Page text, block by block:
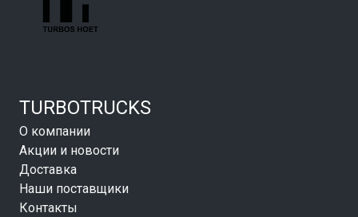
TURBOTRUCKS
О компании
Акции и новости
Доставка
Наши поставщики
Контакты